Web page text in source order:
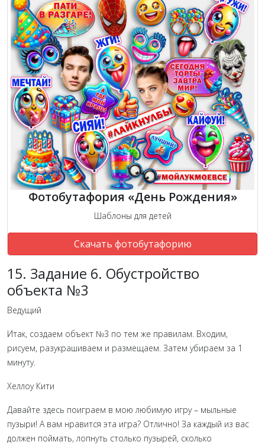
Фотобутафория «День Рождения»
Шаблоны для детей
Скачать фотобутафорию
15. Задание 6. Обустройство
объекта №3
Ведущий
Итак, создаем объект №3 по тем же правилам. Входим,
рисуем, разукрашиваем и размещаем. Затем убираем за 1
минуту.
Хеллоу Кити
Давайте здесь поиграем в мою любимую игру – мыльные
пузыри! А вам нравится эта игра? Отлично! За каждый из вас
должен поймать, лопнуть столько пузырей, сколько